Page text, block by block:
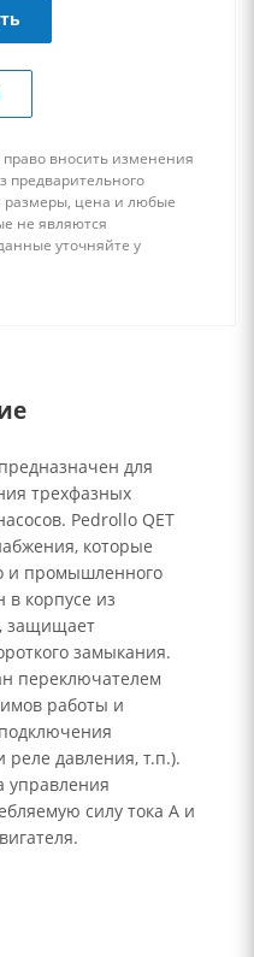
право вносить изменения
предварительного
размеры, цена и любые
не являются
уточняйте у
для
трехфазных
Pedrollo QET
которые
и промышленного
в корпусе из
защищает
замыкания.
переключателем
работы и
реле давления, т.п.).
управления
силу тока А и